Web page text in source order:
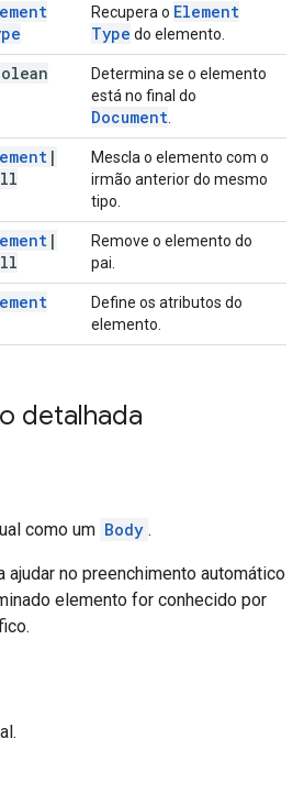
Recupera o Element
Type do elemento.
Determina se o elemento
está no final do
Document
|
Mescla o elemento com o
irmão anterior do mesmo
tipo.
|
Remove o elemento do
pai.
Define os atributos do
elemento.
detalhada
como um Body .
no preenchimento automático
elemento for conhecido por